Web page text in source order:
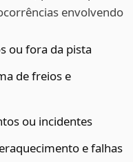
envolvendo
ou fora da pista
de freios e
ou incidentes
e falhas